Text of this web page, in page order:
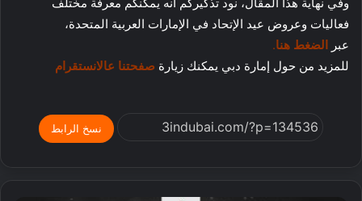
فعاليات وعروض عيد الإتحاد في الإمارات العربية المتحدة،
عبر
الضغط هنا.
للمزيد من حول إمارة دبي يمكنك زيارة صفحتنا عالانستقرام
نسخ الرابط